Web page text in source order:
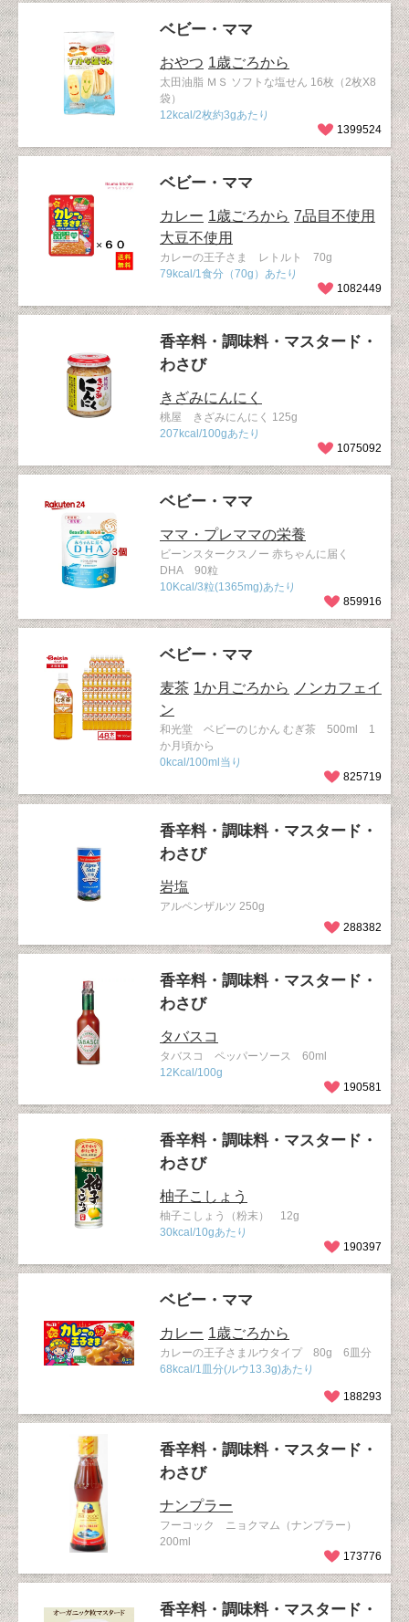
ベビー・ママ
おやつ 1歳ごろから
太田油脂 ＭＳ ソフトな塩せん 16枚（2枚X8
袋）
12kcal/2枚約3gあたり
1399524
ベビー・ママ
カレー 1歳ごろから 7品目不使用
大豆不使用
カレーの王子さま レトルト 70g
79kcal/1食分（70g）あたり
1082449
香辛料・調味料・マスタード・
わさび
きざみにんにく
桃屋 きざみにんにく 125g
207kcal/100gあたり
1075092
ベビー・ママ
ママ・プレママの栄養
ビーンスタークスノー 赤ちゃんに届く
DHA 90粒
10Kcal/3粒(1365mg)あたり
859916
ベビー・ママ
麦茶 1か月ごろから
ノンカフェイ
ン
和光堂 ベビーのじかん むぎ茶 500ml 1
か月頃から
0kcal/100ml当り
825719
香辛料・調味料・マスタード・
わさび
岩塩
アルペンザルツ 250g
288382
香辛料・調味料・マスタード・
わさび
タバスコ
タバスコ ペッパーソース 60ml
12Kcal/100g
190581
香辛料・調味料・マスタード・
わさび
柚子こしょう
柚子こしょう（粉末） 12g
30kcal/10gあたり
190397
ベビー・ママ
カレー 1歳ごろから
カレーの王子さまルウタイプ 80g 6皿分
68kcal/1皿分(ルウ13.3g)あたり
188293
香辛料・調味料・マスタード・
わさび
ナンプラー
フーコック ニョクマム（ナンプラー）
200ml
173776
香辛料・調味料・マスタード・